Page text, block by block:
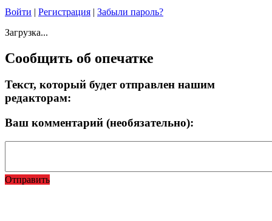
Войти | Регистрация | Забыли пароль?
Загрузка...
Сообщить об опечатке
Текст, который будет отправлен нашим
редакторам:
Ваш комментарий (необязательно):
Отправить